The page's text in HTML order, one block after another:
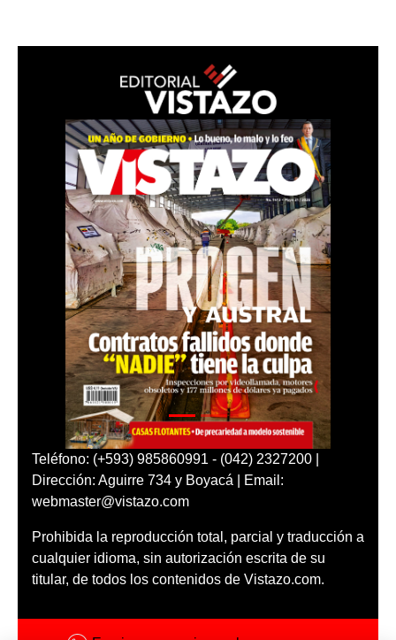
Teléfono: (+593) 985860991 - (042) 2327200 |
Dirección: Aguirre 734 y Boyacá | Email:
webmaster@vistazo.com
Prohibida la reproducción total, parcial y traducción a
cualquier idioma, sin autorización escrita de su
titular, de todos los contenidos de Vistazo.com.